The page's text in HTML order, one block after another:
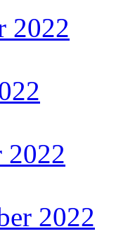
2022
2022
2022